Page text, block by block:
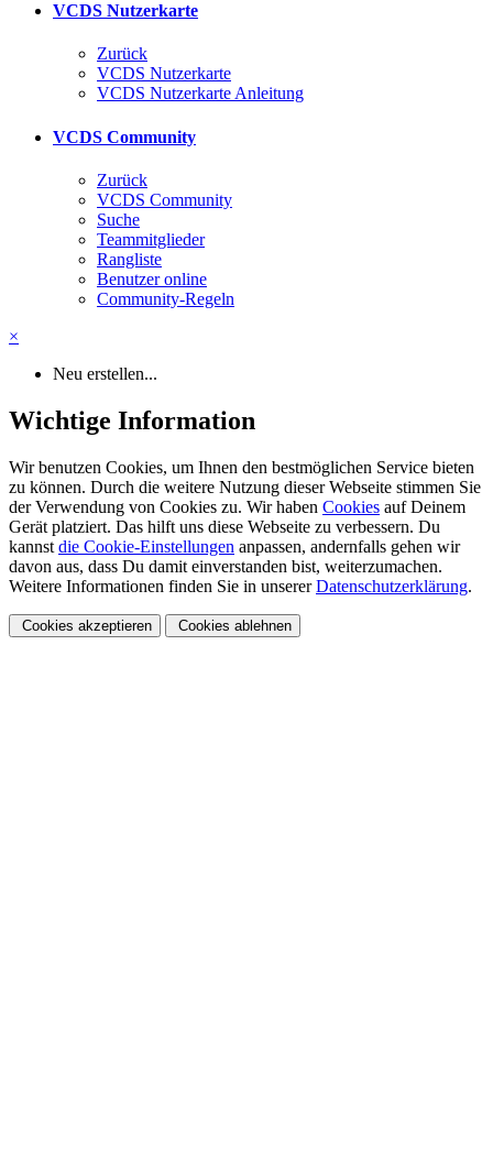
VCDS Nutzerkarte
Zurück
VCDS Nutzerkarte
VCDS Nutzerkarte Anleitung
VCDS Community
Zurück
VCDS Community
Suche
Teammitglieder
Rangliste
Benutzer online
Community-Regeln
×
Neu erstellen...
Wichtige Information
Wir benutzen Cookies, um Ihnen den bestmöglichen Service bieten
zu können. Durch die weitere Nutzung dieser Webseite stimmen Sie
der Verwendung von Cookies zu. Wir haben Cookies auf Deinem
Gerät platziert. Das hilft uns diese Webseite zu verbessern. Du
kannst die Cookie-Einstellungen anpassen, andernfalls gehen wir
davon aus, dass Du damit einverstanden bist, weiterzumachen.
Weitere Informationen finden Sie in unsererDatenschutzerklärung.
Cookies akzeptieren Cookies ablehnen